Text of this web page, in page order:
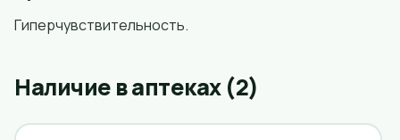
Гиперчувствительность.
Наличие в аптеках (2)